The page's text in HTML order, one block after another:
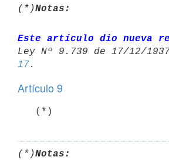
(*)Notas:
Este artículo dio nueva
Ley Nº 9.739 de 17/12/
17
Artículo 9
   (*)
(*)Notas: